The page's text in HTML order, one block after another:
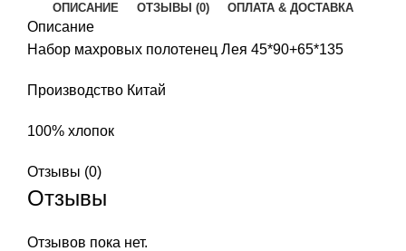
ОПИСАНИЕ ОТЗЫВЫ (0) ОПЛАТА & ДОСТАВКА
Описание
Набор махровых полотенец Лея 45*90+65*135
Производство Китай
100% хлопок
Отзывы (0)
Отзывы
Отзывов пока нет.